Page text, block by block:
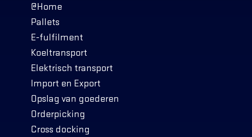
@Home
Pallets
E-fulfilment
Koeltransport
Elektrisch transport
Import en Export
Opslag van goederen
Orderpicking
Cross docking